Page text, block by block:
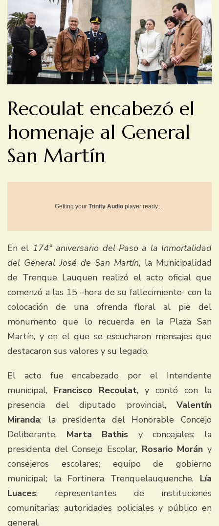
Recoulat encabezó el
homenaje al General
San Martín
Getting your Trinity Audio player ready...
En el 174° aniversario del Paso a la Inmortalidad
del General José de San Martín, la Municipalidad
de Trenque Lauquen realizó el acto oficial que
comenzó a las 15 –hora de su fallecimiento- con la
colocación de una ofrenda floral al pie del
monumento que lo recuerda en la Plaza San
Martín, y en el que se escucharon mensajes que
destacaron sus valores y su legado.
El acto fue encabezado por el Intendente
municipal, Francisco Recoulat, y contó con la
presencia del diputado provincial, Valentín
Miranda; la presidenta del Honorable Concejo
Deliberante, Marta Bathis y concejales; la
presidenta del Consejo Escolar, Rosario Morán y
consejeros escolares; equipo de gobierno
municipal; la Fortinera Trenquelauquenche, Lía
Luaces; representantes de instituciones
comunitarias; autoridades policiales y público en
general.